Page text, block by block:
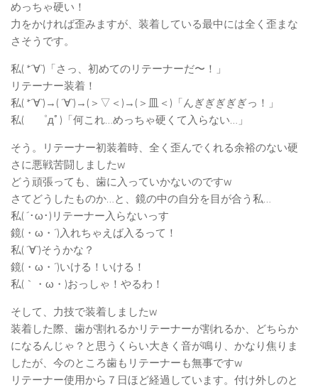
めっちゃ硬い！
力をかければ歪みますが、装着している最中には全く歪まな
さそうです。
私( *´∀`)「さっ、初めてのリテーナーだ〜！」
リテーナー装着！
私( *´∀`)→( ´∀`)→(＞▽＜)→(＞皿＜)「んぎぎぎぎぎっ！」
私( ゜дﾟ)「何これ…めっちゃ硬くて入らない…」
そう。リテーナー初装着時、全く歪んでくれる余裕のない硬
さに悪戦苦闘しましたw
どう頑張っても、歯に入っていかないのですw
さてどうしたものか…と、鏡の中の自分を目が合う私…
私( ´･ω･)リテーナー入らないっす
鏡(・ω・´)入れちゃえば入るって！
私( ´∀`)そうかな？
鏡(・ω・´)いける！いける！
私(｀・ω・)おっしゃ！やるわ！
そして、力技で装着しましたw
装着した際、歯が割れるかリテーナーが割れるか、どちらか
になるんじゃ？と思うくらい大きく音が鳴り、かなり焦りま
したが、今のところ歯もリテーナーも無事ですw
リテーナー使用から７日ほど経過しています。付け外しのと